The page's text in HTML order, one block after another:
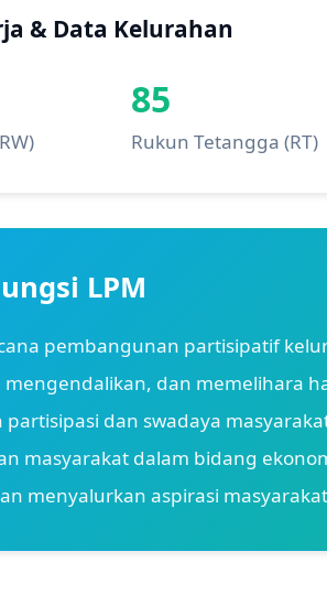
& Data Kelurahan
85
Rukun Tetangga (RT)
LPM
pembangunan partisipatif
mengendalikan, dan memelihara
dan swadaya
masyarakat dalam bidang
menyalurkan aspirasi masyarakat